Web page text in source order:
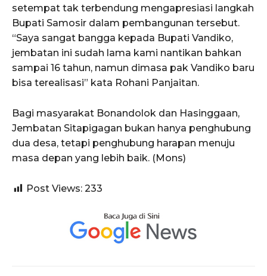
setempat tak terbendung mengapresiasi langkah
Bupati Samosir dalam pembangunan tersebut.
“Saya sangat bangga kepada Bupati Vandiko,
jembatan ini sudah lama kami nantikan bahkan
sampai 16 tahun, namun dimasa pak Vandiko baru
bisa terealisasi” kata Rohani Panjaitan.
Bagi masyarakat Bonandolok dan Hasinggaan,
Jembatan Sitapigagan bukan hanya penghubung
dua desa, tetapi penghubung harapan menuju
masa depan yang lebih baik. (Mons)
Post Views: 233